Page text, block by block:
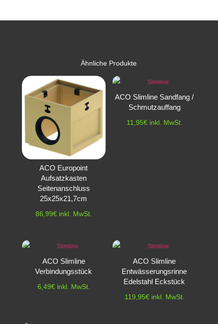
Ähnliche Produkte
ACO Europoint
Aufsatzkasten
Seitenanschluss
25x25x21,7cm
86,99€ inkl. MwSt.
ACO Slimline Sandfang /
Schmutzauffang
11,95€ inkl. MwSt.
ACO Slimline
Verbindungsstück
6,49€ inkl. MwSt.
ACO Slimline
Entwässerungsrinne
Edelstahl Eckstück
119,95€ inkl. MwSt.